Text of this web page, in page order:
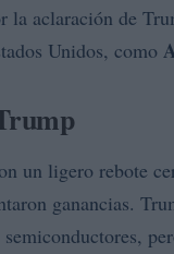
aclaración de
Unidos, como
un ligero rebote
ganancias.